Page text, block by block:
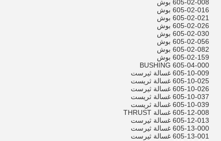
605-02-008 بوش
605-02-016 بوش
605-02-021 بوش
605-02-026 بوش
605-02-030 بوش
605-02-056 بوش
605-02-082 بوش
605-02-159 بوش
605-04-000 BUSHING
605-10-009 غسالة ثيرست
605-10-025 غسالة ثريست
605-10-026 غسالة ثيرست
605-10-037 غسالة ثريست
605-10-039 غسالة ثريست
605-12-008 غسالة THRUST
605-12-013 غسالة ثيرست
605-13-000 غسالة ثيرست
605-13-001 غسالة ثيرست